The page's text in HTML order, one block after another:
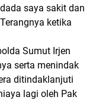
saya sakit dan
ketika
Sumut Irjen
serta menindak
ditindaklanjuti
lagi oleh Pak